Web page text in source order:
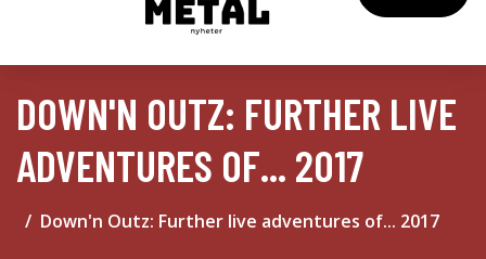
DOWN'N OUTZ: FURTHER LIVE
ADVENTURES OF... 2017
Down'n Outz: Further live adventures of... 2017